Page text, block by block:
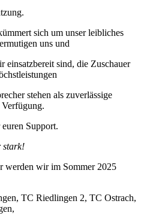
sich um unser leibliches
uns und
einsatzbereit sind, die Zuschauer
stehen als zuverlässige
Support.
stark!
werden wir im Sommer 2025
TC Riedlingen 2, TC Ostrach,